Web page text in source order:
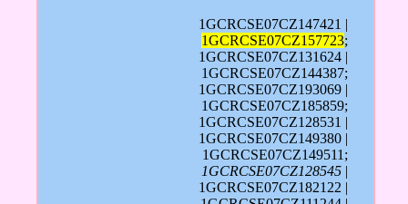
1GCRCSE07CZ147421 |
1GCRCSE07CZ157723;
1GCRCSE07CZ131624 |
1GCRCSE07CZ144387;
1GCRCSE07CZ193069 |
1GCRCSE07CZ185859;
1GCRCSE07CZ128531 |
1GCRCSE07CZ149380 |
1GCRCSE07CZ149511;
1GCRCSE07CZ128545 |
1GCRCSE07CZ182122 |